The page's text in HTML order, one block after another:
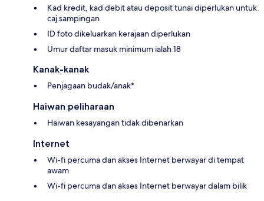
Kad kredit, kad debit atau deposit tunai diperlukan untuk
caj sampingan
ID foto dikeluarkan kerajaan diperlukan
Umur daftar masuk minimum ialah 18
Kanak-kanak
Penjagaan budak/anak*
Haiwan peliharaan
Haiwan kesayangan tidak dibenarkan
Internet
Wi-fi percuma dan akses Internet berwayar di tempat
awam
Wi-fi percuma dan akses Internet berwayar dalam bilik